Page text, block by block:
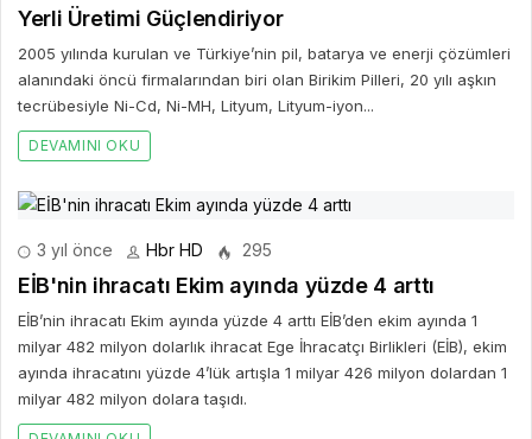
Yerli Üretimi Güçlendiriyor
2005 yılında kurulan ve Türkiye’nin pil, batarya ve enerji çözümleri
alanındaki öncü firmalarından biri olan Birikim Pilleri, 20 yılı aşkın
tecrübesiyle Ni-Cd, Ni-MH, Lityum, Lityum-iyon...
DEVAMINI OKU
3 yıl önce Hbr HD 295
EİB'nin ihracatı Ekim ayında yüzde 4 arttı
EİB’nin ihracatı Ekim ayında yüzde 4 arttı EİB’den ekim ayında 1
milyar 482 milyon dolarlık ihracat Ege İhracatçı Birlikleri (EİB), ekim
ayında ihracatını yüzde 4’lük artışla 1 milyar 426 milyon dolardan 1
milyar 482 milyon dolara taşıdı.